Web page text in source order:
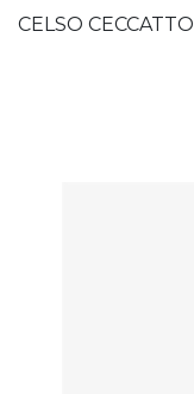
CELSO CECCATTO